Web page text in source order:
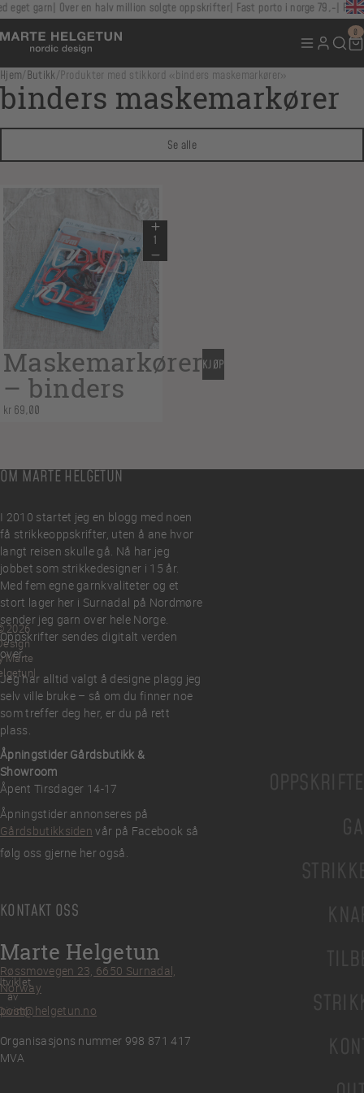
eget garn Over en halv million solgte oppskrifter Fast porto i norge 79,- Fri
0
Hjem/Butikk/ Produkter med stikkord «binders maskemarkører»
binders maskemarkører
Se alle
Maskemarkører
– binders
kr 69,00
KJØP
OM MARTE HELGETUN
I 2010 startet jeg en blogg med noen
få strikkeoppskrifter, uten å ane hvor
langt reisen skulle gå. Nå har jeg
jobbet som strikkedesigner i 15 år.
Med fem egne garnkvaliteter og et
stort lager her i Surnadal på Nordmøre
sender jeg garn over hele Norge.
Oppskrifter sendes digitalt verden
over.
Jeg har alltid valgt å designe plagg jeg
selv ville bruke – så om du finner noe
som treffer deg her, er du på rett
plass.
Åpningstider Gårdsbutikk &
Showroom
Åpent Tirsdager 14-17
Åpningstider annonseres på
Gårdsbutikksiden vår på Facebook så
følg oss gjerne her også.
KONTAKT OSS
Marte Helgetun
Røssmovegen 23, 6650 Surnadal,
Norway
post@helgetun.no
Organisasjons nummer 998 871 417
MVA
2026
Marte
av